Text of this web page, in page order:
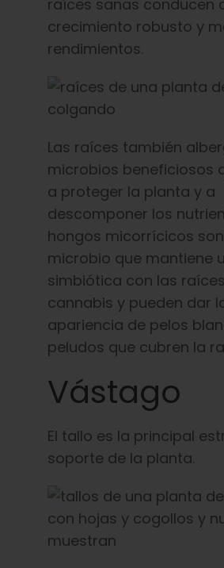
raíces sanas conducen
crecimiento robusto y
rendimientos.
Las raíces también
microbios beneficiosos
a proteger la planta y a
descomponer los
hongos micorrícicos
microbio que mantiene
simbiótica con las
cannabis y pueden dar
apariencia de pelos
peludos que cubren la
Vástago
El tallo es la principal
soporte de la planta.